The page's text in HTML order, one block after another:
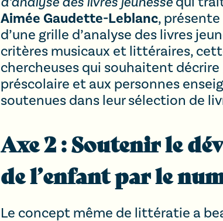
Aimée Gaudette-Leblanc,
d’une grille d’analyse des livres
critères musicaux et littéraires,
chercheuses qui souhaitent
préscolaire et aux personnes
soutenues dans leur sélection de
Axe 2: Soutenir le
de l’enfant par le
Le concept même de littératie a